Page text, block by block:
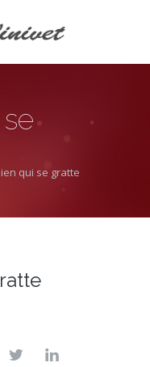
qui se gratte